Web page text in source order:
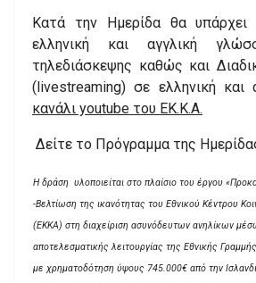
Κατά την Ημερίδα θα υπάρχει
ελληνική και αγγλική
τηλεδιάσκεψης καθώς και
(livestreaming) σε ελληνική και
κανάλι youtube του ΕΚ.Κ.Α.
Δείτε το Πρόγραμμα της
Η δράση υλοποιείται στο πλαίσιο του έργου
-Βελτίωση της ικανότητας του Εθνικού Κέντρου
(ΕΚΚΑ) στη διαχείριση ασυνόδευτων ανηλίκων
αποτελεσματικής λειτουργίας της Εθνικής
με χρηματοδότηση ύψους 745.000€ από την